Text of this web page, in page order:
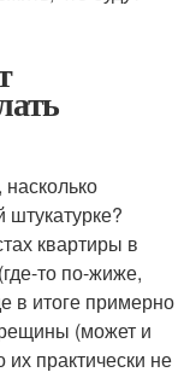
квартиры в
то по-жиже,
в итоге примерно
(может и
их практически не